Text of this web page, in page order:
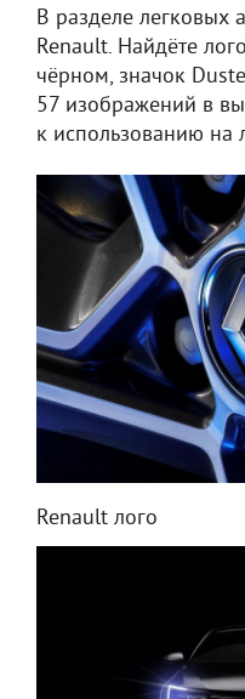
В разделе легковых
Renault. Найдёте
чёрном, значок
57 изображений в
к использованию на
Renault лого